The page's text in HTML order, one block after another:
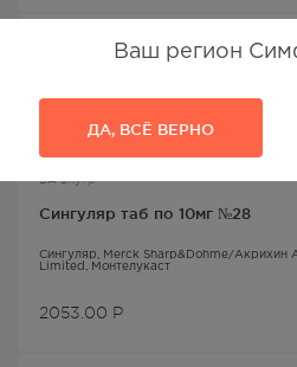
Ваш регион
ДА, ВСЁ ВЕРНО
БА внутр
Сингуляр таб по 10мг №28
Сингуляр , Merck Sharp&Dohme/Акрихин
Limited, Монтелукаст
2053.00 Р